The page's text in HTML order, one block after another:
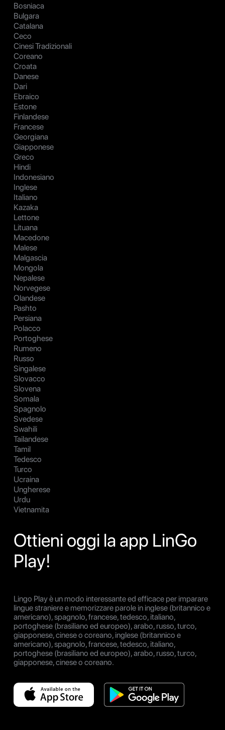
Bosniaca
Bulgara
Catalana
Ceco
Cinesi Tradizionali
Coreano
Croata
Danese
Dari
Ebraico
Estone
Finlandese
Francese
Georgiana
Giapponese
Greco
Hindi
Indonesiano
Inglese
Italiano
Kazaka
Lettone
Lituana
Macedone
Malese
Malgascia
Mongola
Nepalese
Norvegese
Olandese
Pashto
Persiana
Polacco
Portoghese
Rumeno
Russo
Singalese
Slovacco
Slovena
Somala
Spagnolo
Svedese
Swahili
Tailandese
Tamil
Tedesco
Turco
Ucraina
Ungherese
Urdu
Vietnamita
Ottieni oggi la app LinGo
Play!
Lingo Play è un modo interessante ed efficace per imparare
lingue straniere e memorizzare parole in inglese (britannico e
americano), spagnolo, francese, tedesco, italiano,
portoghese (brasiliano ed europeo), arabo, russo, turco,
giapponese, cinese o coreano, inglese (britannico e
americano), spagnolo, francese, tedesco, italiano,
portoghese (brasiliano ed europeo), arabo, russo, turco,
giapponese, cinese o coreano.